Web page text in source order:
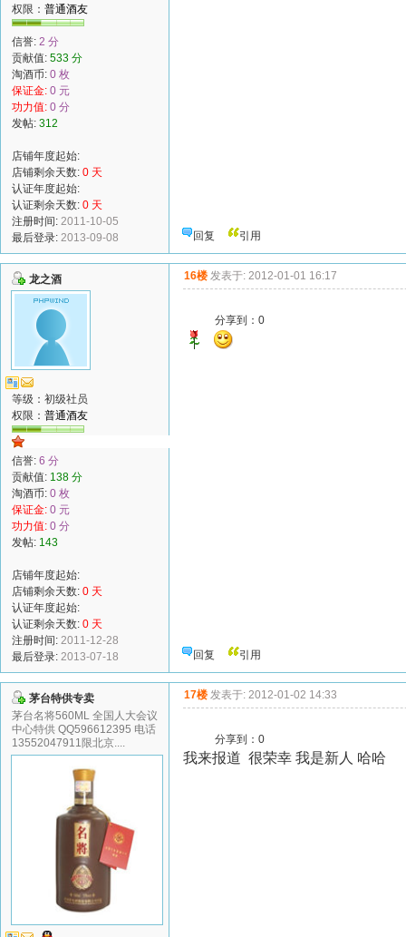
权限： 普通酒友
信誉: 2 分
贡献值: 533 分
淘酒币: 0 枚
保证金: 0 元
功力值: 0 分
发帖: 312
店铺年度起始:
店铺剩余天数: 0 天
认证年度起始:
认证剩余天数: 0 天
注册时间: 2011-10-05
最后登录: 2013-09-08 回复 引用
龙之酒
等级：初级社员
权限： 普通酒友
信誉: 6 分
贡献值: 138 分
淘酒币: 0 枚
保证金: 0 元
功力值: 0 分
发帖: 143
店铺年度起始:
店铺剩余天数: 0 天
认证年度起始:
认证剩余天数: 0 天
注册时间: 2011-12-28
最后登录: 2013-07-18
16楼 发表于: 2012-01-01 16:17
分享到： 0
回复 引用
茅台特供专卖
茅台名将560ML 全国人大会议
中心特供 QQ596612395 电话
13552047911限北京....
17楼 发表于: 2012-01-02 14:33
分享到： 0
我来报道 很荣幸 我是新人 哈哈